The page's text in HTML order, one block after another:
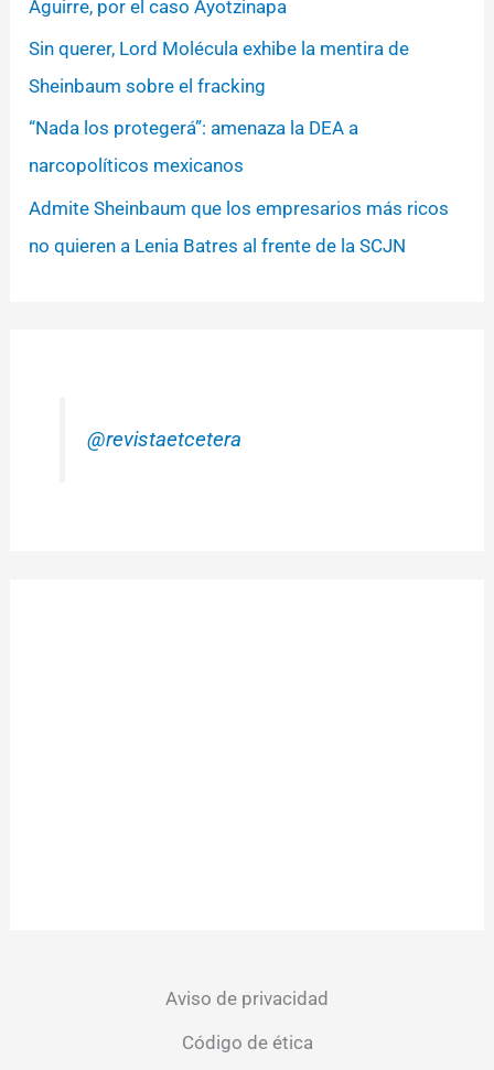
Aguirre, por el caso Ayotzinapa
Sin querer, Lord Molécula exhibe la mentira de
Sheinbaum sobre el fracking
“Nada los protegerá”: amenaza la DEA a
narcopolíticos mexicanos
Admite Sheinbaum que los empresarios más ricos
no quieren a Lenia Batres al frente de la SCJN
@revistaetcetera
Aviso de privacidad
Código de ética